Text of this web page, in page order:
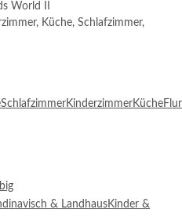
World II
Küche, Schlafzimmer,
SchlafzimmerKinderzimmerKücheFlur
& LandhausKinder &